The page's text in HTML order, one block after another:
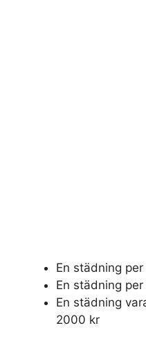
En städning
En städning
En städning
2000 kr